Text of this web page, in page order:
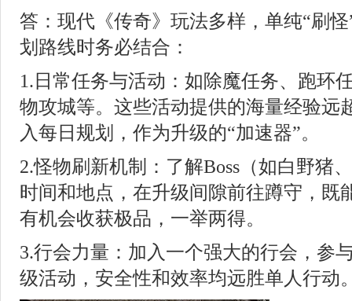
答：现代《传奇》玩法多样，单纯“刷
划路线时务必结合：
1.日常任务与活动：如除魔任务、跑环
物攻城等。这些活动提供的海量经验远
入每日规划，作为升级的“加速器”。
2.怪物刷新机制：了解Boss（如白野猪
时间和地点，在升级间隙前往蹲守，既
有机会收获极品，一举两得。
3.行会力量：加入一个强大的行会，参
级活动，安全性和效率均远胜单人行动